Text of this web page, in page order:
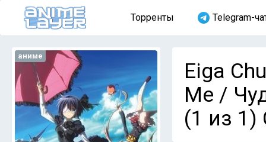
Торренты Telegram-
аниме
Eiga
Me /
(1 из 1)